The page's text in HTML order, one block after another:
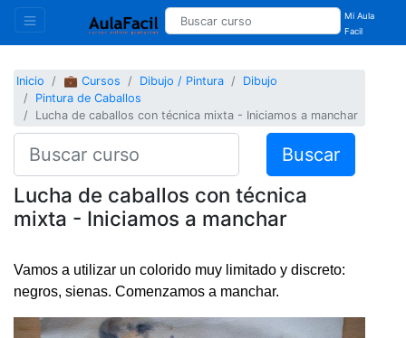
Mi Aula
Facil
Inicio 💼 Cursos Dibujo / Pintura
Dibujo
Pintura de Caballos
Lucha de caballos con técnica mixta - Iniciamos a manchar
Buscar
Lucha de caballos con técnica
mixta - Iniciamos a manchar
Vamos a utilizar un colorido muy limitado y discreto:
negros, sienas. Comenzamos a manchar.